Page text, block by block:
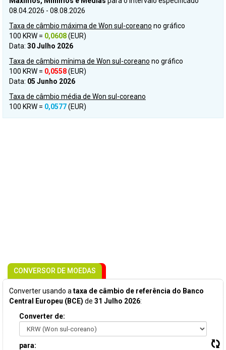
08.04.2026 - 08.08.2026
Taxa de câmbio máxima de Won sul-coreano no gráfico
100 KRW = 0,0608(EUR)
Data: 30 Julho 2026
Taxa de câmbio mínima de Won sul-coreano no gráfico
100 KRW = 0,0558(EUR)
Data: 05 Junho 2026
Taxa de câmbio média de Won sul-coreano
100 KRW = 0,0577(EUR)
CONVERSOR DE MOEDAS
Converter usando a taxa de câmbio de referência do Banco
Central Europeu (BCE) de 31 Julho 2026:
Converter de:
para: